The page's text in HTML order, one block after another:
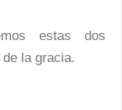
estas dos
la gracia.